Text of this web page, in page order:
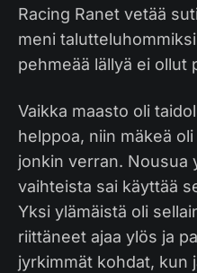
Racing Ranet vetää
meni
pehmeää lällyä ei ollut
Vaikka maasto oli
helppoa, niin mäkeä
jonkin verran. Nousua
vaihteista sai käyttää
Yksi ylämäistä oli
riittäneet ajaa ylös ja
jyrkimmät kohdat, kun